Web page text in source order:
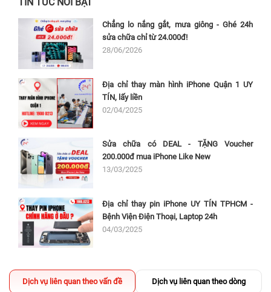
Chẳng lo nắng gắt, mưa giông - Ghé 24h
sửa chữa chỉ từ 24.000đ!
28/06/2026
Địa chỉ thay màn hình iPhone Quận 1 UY
TÍN, lấy liền
02/04/2025
Sửa chữa có DEAL - TẶNG Voucher
200.000đ mua iPhone Like New
13/03/2025
Địa chỉ thay pin iPhone UY TÍN TPHCM -
Bệnh Viện Điện Thoại, Laptop 24h
04/03/2025
Dịch vụ liên quan theo vấn đề Dịch vụ liên quan theo dòng